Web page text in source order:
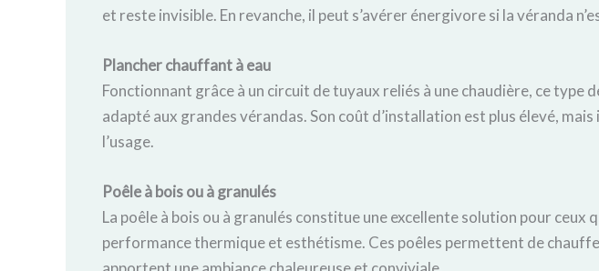
et reste invisible. En revanche, il peut s’avérer énergivore si la véranda
Plancher chauffant à eau
Fonctionnant grâce à un circuit de tuyaux reliés à une chaudière, ce type
adapté aux grandes vérandas. Son coût d’installation est plus élevé, mais
l’usage.
Poêle à bois ou à granulés
La poêle à bois ou à granulés constitue une excellente solution pour ceux
performance thermique et esthétisme. Ces poêles permettent de